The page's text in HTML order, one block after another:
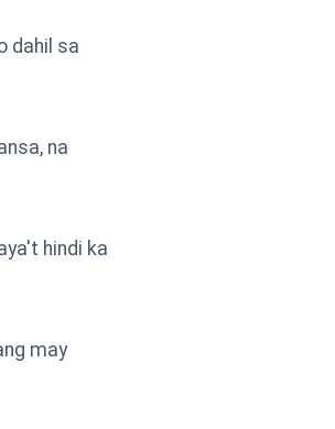
dahil sa
na
hindi ka
may